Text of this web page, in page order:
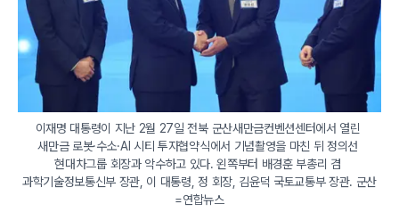
이재명 대통령이 지난 2월 27일 전북 군산새만금컨벤션센터에서 열린
새만금 로봇·수소·AI 시티 투자협약식에서 기념촬영을 마친 뒤 정의선
현대차그룹 회장과 악수하고 있다. 왼쪽부터 배경훈 부총리 겸
과학기술정보통신부 장관, 이 대통령, 정 회장, 김윤덕 국토교통부 장관. 군산
=연합뉴스